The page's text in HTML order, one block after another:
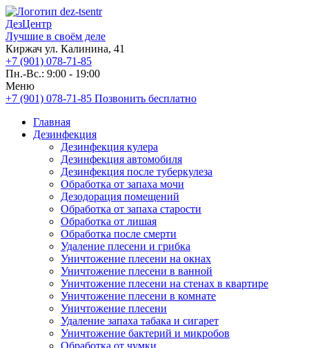
ДезЦентр
Лучшие в своём деле
Киржач ул. Калинина, 41
+7 (901) 078-71-85
Пн.-Вс.: 9:00 - 19:00
Меню
+7 (901) 078-71-85 Позвонить бесплатно
Главная
Дезинфекция
Дезинфекция кулера
Дезинфекция автомобиля
Дезинфекция после туберкулеза
Обработка от запаха мочи
Дезодорация помещений
Обработка от запаха старости
Обработка от лишая
Обработка после смерти
Удаление плесени и грибка
Уничтожение плесени на окнах
Уничтожение плесени в ванной
Уничтожение плесени на стенах в квартире
Уничтожение плесени в комнате
Уничтожение плесени
Удаление запаха табака и сигарет
Уничтожение бактерий и микробов
Обработка от чумки